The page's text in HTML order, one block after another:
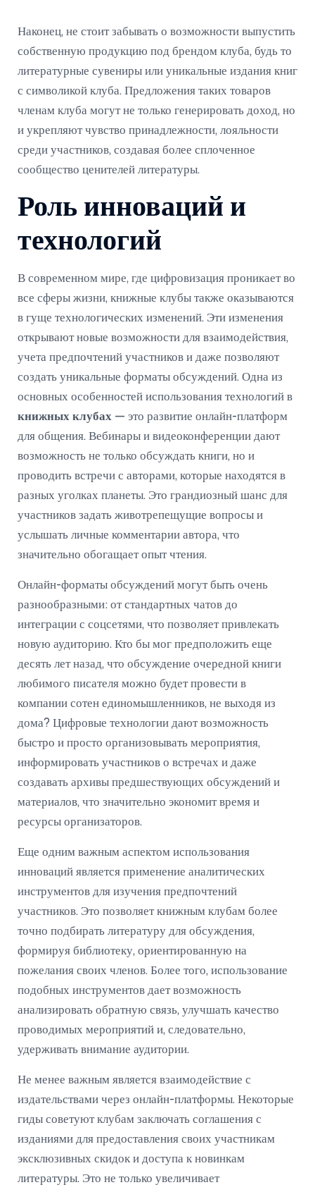
Наконец, не стоит забывать о возможности выпустить
собственную продукцию под брендом клуба, будь то
литературные сувениры или уникальные издания книг
с символикой клуба. Предложения таких товаров
членам клуба могут не только генерировать доход, но
и укрепляют чувство принадлежности, лояльности
среди участников, создавая более сплоченное
сообщество ценителей литературы.
Роль инноваций и
технологий
В современном мире, где цифровизация проникает во
все сферы жизни, книжные клубы также оказываются
в гуще технологических изменений. Эти изменения
открывают новые возможности для взаимодействия,
учета предпочтений участников и даже позволяют
создать уникальные форматы обсуждений. Одна из
основных особенностей использования технологий в
книжных клубах — это развитие онлайн-платформ
для общения. Вебинары и видеоконференции дают
возможность не только обсуждать книги, но и
проводить встречи с авторами, которые находятся в
разных уголках планеты. Это грандиозный шанс для
участников задать животрепещущие вопросы и
услышать личные комментарии автора, что
значительно обогащает опыт чтения.
Онлайн-форматы обсуждений могут быть очень
разнообразными: от стандартных чатов до
интеграции с соцсетями, что позволяет привлекать
новую аудиторию. Кто бы мог предположить еще
десять лет назад, что обсуждение очередной книги
любимого писателя можно будет провести в
компании сотен единомышленников, не выходя из
дома? Цифровые технологии дают возможность
быстро и просто организовывать мероприятия,
информировать участников о встречах и даже
создавать архивы предшествующих обсуждений и
материалов, что значительно экономит время и
ресурсы организаторов.
Еще одним важным аспектом использования
инноваций является применение аналитических
инструментов для изучения предпочтений
участников. Это позволяет книжным клубам более
точно подбирать литературу для обсуждения,
формируя библиотеку, ориентированную на
пожелания своих членов. Более того, использование
подобных инструментов дает возможность
анализировать обратную связь, улучшать качество
проводимых мероприятий и, следовательно,
удерживать внимание аудитории.
Не менее важным является взаимодействие с
издательствами через онлайн-платформы. Некоторые
гиды советуют клубам заключать соглашения с
изданиями для предоставления своих участникам
эксклюзивных скидок и доступа к новинкам
литературы. Это не только увеличивает